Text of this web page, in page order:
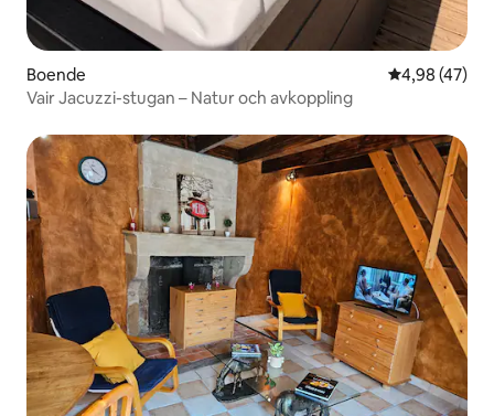
Boende 4,98 av 5 i
4,98 (47)
Vair Jacuzzi-stugan – Natur och avkoppling